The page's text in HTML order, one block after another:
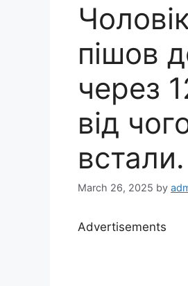
пішов
через
від
встали.
March 26, 2025 by
Advertisements